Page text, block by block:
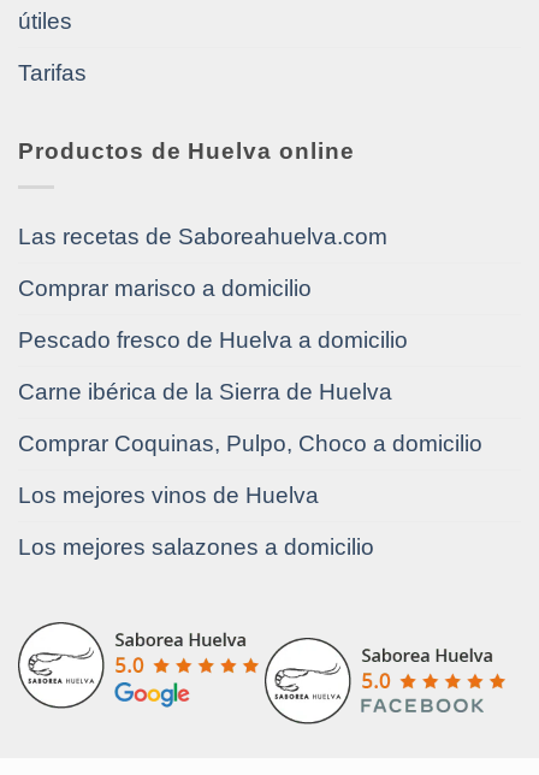
útiles
Tarifas
Productos de Huelva online
Las recetas de Saboreahuelva.com
Comprar marisco a domicilio
Pescado fresco de Huelva a domicilio
Carne ibérica de la Sierra de Huelva
Comprar Coquinas, Pulpo, Choco a domicilio
Los mejores vinos de Huelva
Los mejores salazones a domicilio